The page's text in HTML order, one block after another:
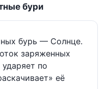
бури
бурь — Солнце.
заряженных
по
её